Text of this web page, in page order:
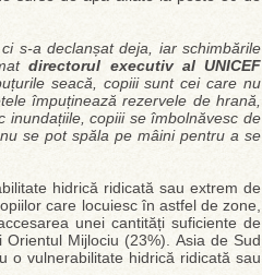
s-a declanșat deja, iar schimbările
directorul executiv al UNICEF
seacă, copiii sunt cei care nu
împuținează rezervele de hrană,
inundațiile, copiii se îmbolnăvesc de
se pot spăla pe mâini pentru a se
hidrică ridicată sau extrem de
care locuiesc în astfel de zone,
unei cantități suficiente de
Mijlociu (23%). Asia de Sud
o vulnerabilitate hidrică ridicată sau